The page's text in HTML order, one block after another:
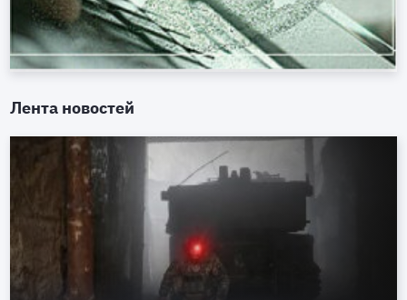
Лента новостей